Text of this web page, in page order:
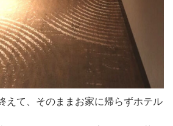
えて、そのままお家に帰らずホテル